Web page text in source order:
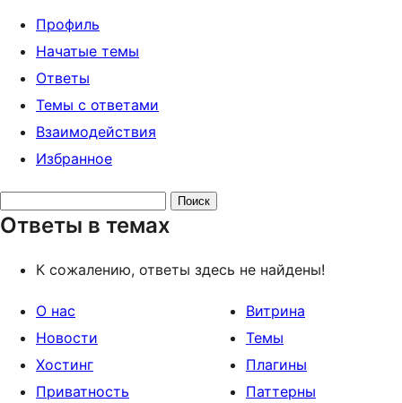
Профиль
Начатые темы
Ответы
Темы с ответами
Взаимодействия
Избранное
ответов:
Ответы в темах
К сожалению, ответы здесь не найдены!
О нас
Новости
Хостинг
Приватность
Витрина
Темы
Плагины
Паттерны